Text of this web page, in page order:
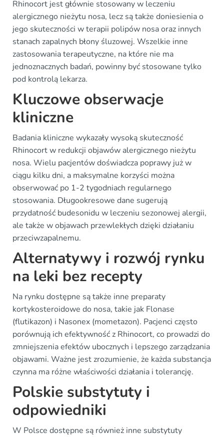
Rhinocort jest głównie stosowany w leczeniu
alergicznego nieżytu nosa, lecz są także doniesienia o
jego skuteczności w terapii polipów nosa oraz innych
stanach zapalnych błony śluzowej. Wszelkie inne
zastosowania terapeutyczne, na które nie ma
jednoznacznych badań, powinny być stosowane tylko
pod kontrolą lekarza.
Kluczowe obserwacje
kliniczne
Badania kliniczne wykazały wysoką skuteczność
Rhinocort w redukcji objawów alergicznego nieżytu
nosa. Wielu pacjentów doświadcza poprawy już w
ciągu kilku dni, a maksymalne korzyści można
obserwować po 1-2 tygodniach regularnego
stosowania. Długookresowe dane sugerują
przydatność budesonidu w leczeniu sezonowej alergii,
ale także w objawach przewlekłych dzięki działaniu
przeciwzapalnemu.
Alternatywy i rozwój rynku
na leki bez recepty
Na rynku dostępne są także inne preparaty
kortykosteroidowe do nosa, takie jak Flonase
(flutikazon) i Nasonex (mometazon). Pacjenci często
porównują ich efektywność z Rhinocort, co prowadzi do
zmniejszenia efektów ubocznych i lepszego zarządzania
objawami. Ważne jest zrozumienie, że każda substancja
czynna ma różne właściwości działania i tolerancję.
Polskie substytuty i
odpowiedniki
W Polsce dostępne są również inne substytuty